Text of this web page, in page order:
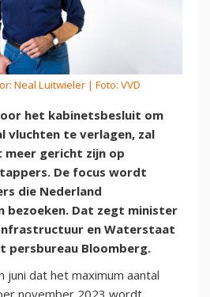
Neal Luitwieler | Foto: VVD
het kabinetsbesluit om
vluchten te verlagen, zal
meer gericht zijn op
De focus wordt
die Nederland
bezoeken. Dat zegt minister
en Waterstaat
persbureau Bloomberg.
juni dat het maximum aantal